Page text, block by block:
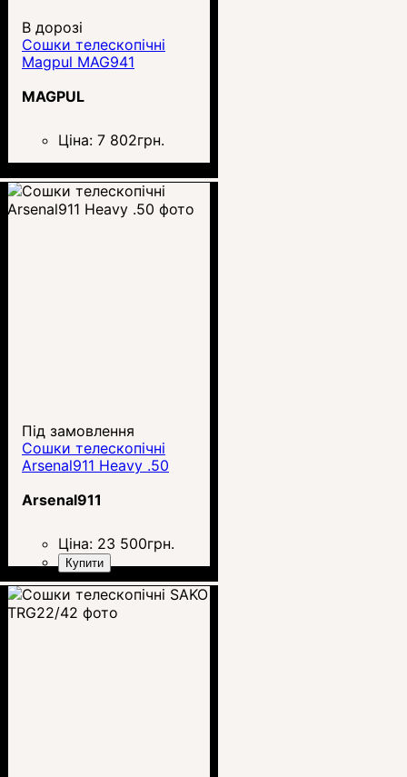
В дорозі
Сошки телескопічні
Magpul MAG941
MAGPUL
Ціна: 7 802грн.
Під замовлення
Сошки телескопічні
Arsenal911 Heavy .50
Arsenal911
Ціна: 23 500грн.
Купити